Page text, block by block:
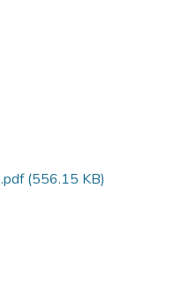
(556.15 KB)